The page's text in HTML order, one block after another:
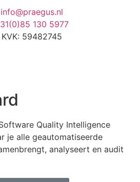
info@praegus.nl
130 5977
KVK: 59482745
Quality Intelligence
je alle geautomatiseerde
analyseert en audit